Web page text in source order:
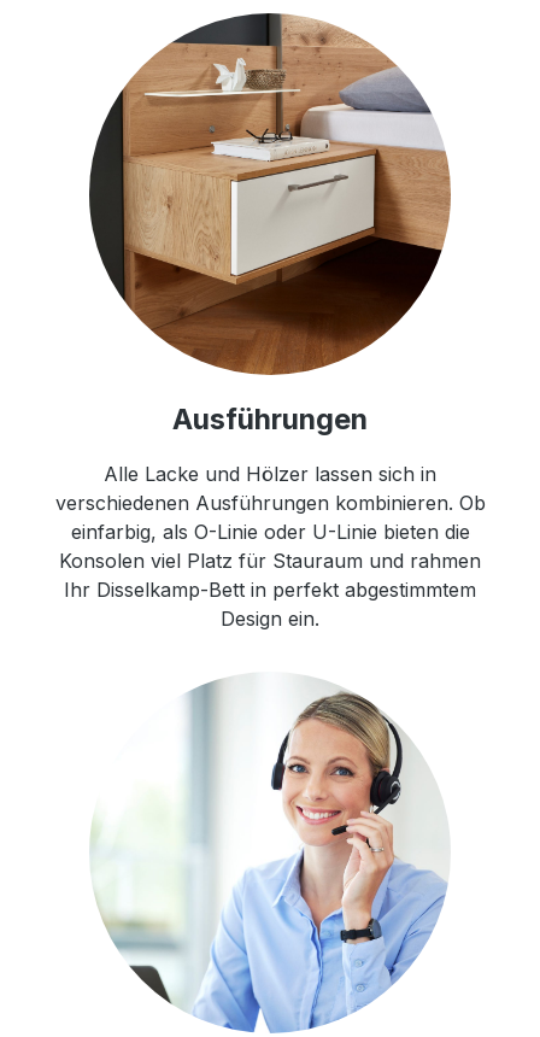
Ausführungen
Alle Lacke und Hölzer lassen sich in
verschiedenen Ausführungen kombinieren. Ob
einfarbig, als O-Linie oder U-Linie bieten die
Konsolen viel Platz für Stauraum und rahmen
Ihr Disselkamp-Bett in perfekt abgestimmtem
Design ein.